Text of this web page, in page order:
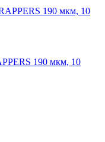
190 мкм, 10